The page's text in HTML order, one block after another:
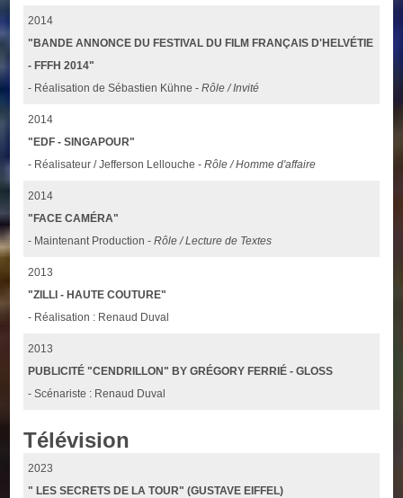
2014
"BANDE ANNONCE DU FESTIVAL DU FILM FRANÇAIS D'HELVÉTIE
- FFFH 2014"
- Réalisation de Sébastien Kühne -Rôle / Invité
2014
"EDF - SINGAPOUR"
- Réalisateur / Jefferson Lellouche -Rôle / Homme d'affaire
2014
"FACE CAMÉRA"
- Maintenant Production -Rôle / Lecture de Textes
2013
"ZILLI - HAUTE COUTURE"
- Réalisation : Renaud Duval
2013
PUBLICITÉ "CENDRILLON" BY GRÉGORY FERRIÉ - GLOSS
- Scénariste : Renaud Duval
Télévision
2023
" LES SECRETS DE LA TOUR" (GUSTAVE EIFFEL)